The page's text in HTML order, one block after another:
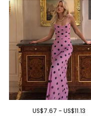
US$7.67 - US$11.13